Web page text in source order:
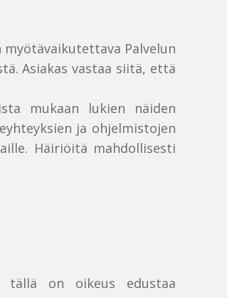
Palvelun
Asiakas vastaa siitä, että
mukaan lukien näiden
ja ohjelmistojen
Häiriöitä mahdollisesti
tällä on oikeus edustaa